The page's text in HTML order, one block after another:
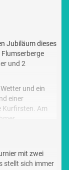
Jubiläum dieses
und 2
und ein
einer
Kurfirsten. Am
können.
ist. Sei dies,
mit zwei
stellt sich immer